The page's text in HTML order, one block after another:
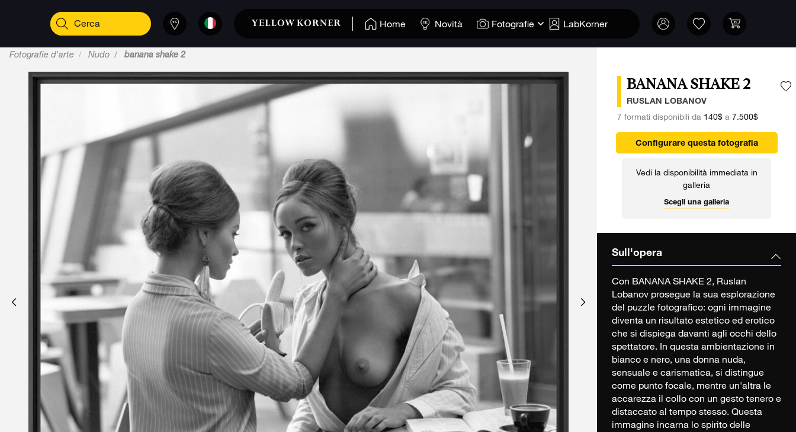
Home Novità Fotografie LabKorner
Fotografie d'arte Nudo banana shake 2
BANANA SHAKE 2
RUSLAN LOBANOV
7 formati disponibili da 140$a 7.500$
Configurare questa fotografia
Vedi la disponibilità immediata in
galleria
Scegli una galleria
Sull'opera
Con BANANA SHAKE 2, Ruslan
Lobanov prosegue la sua esplorazione
del puzzle fotografico: ogni immagine
diventa un risultato estetico ed erotico
che si dispiega davanti agli occhi dello
spettatore. In questa ambientazione in
bianco e nero, una donna nuda,
sensuale e carismatica, si distingue
come punto focale, mentre un'altra le
accarezza il collo con un gesto tenero e
distaccato al tempo stesso. Questa
immagine incarna lo spirito delle